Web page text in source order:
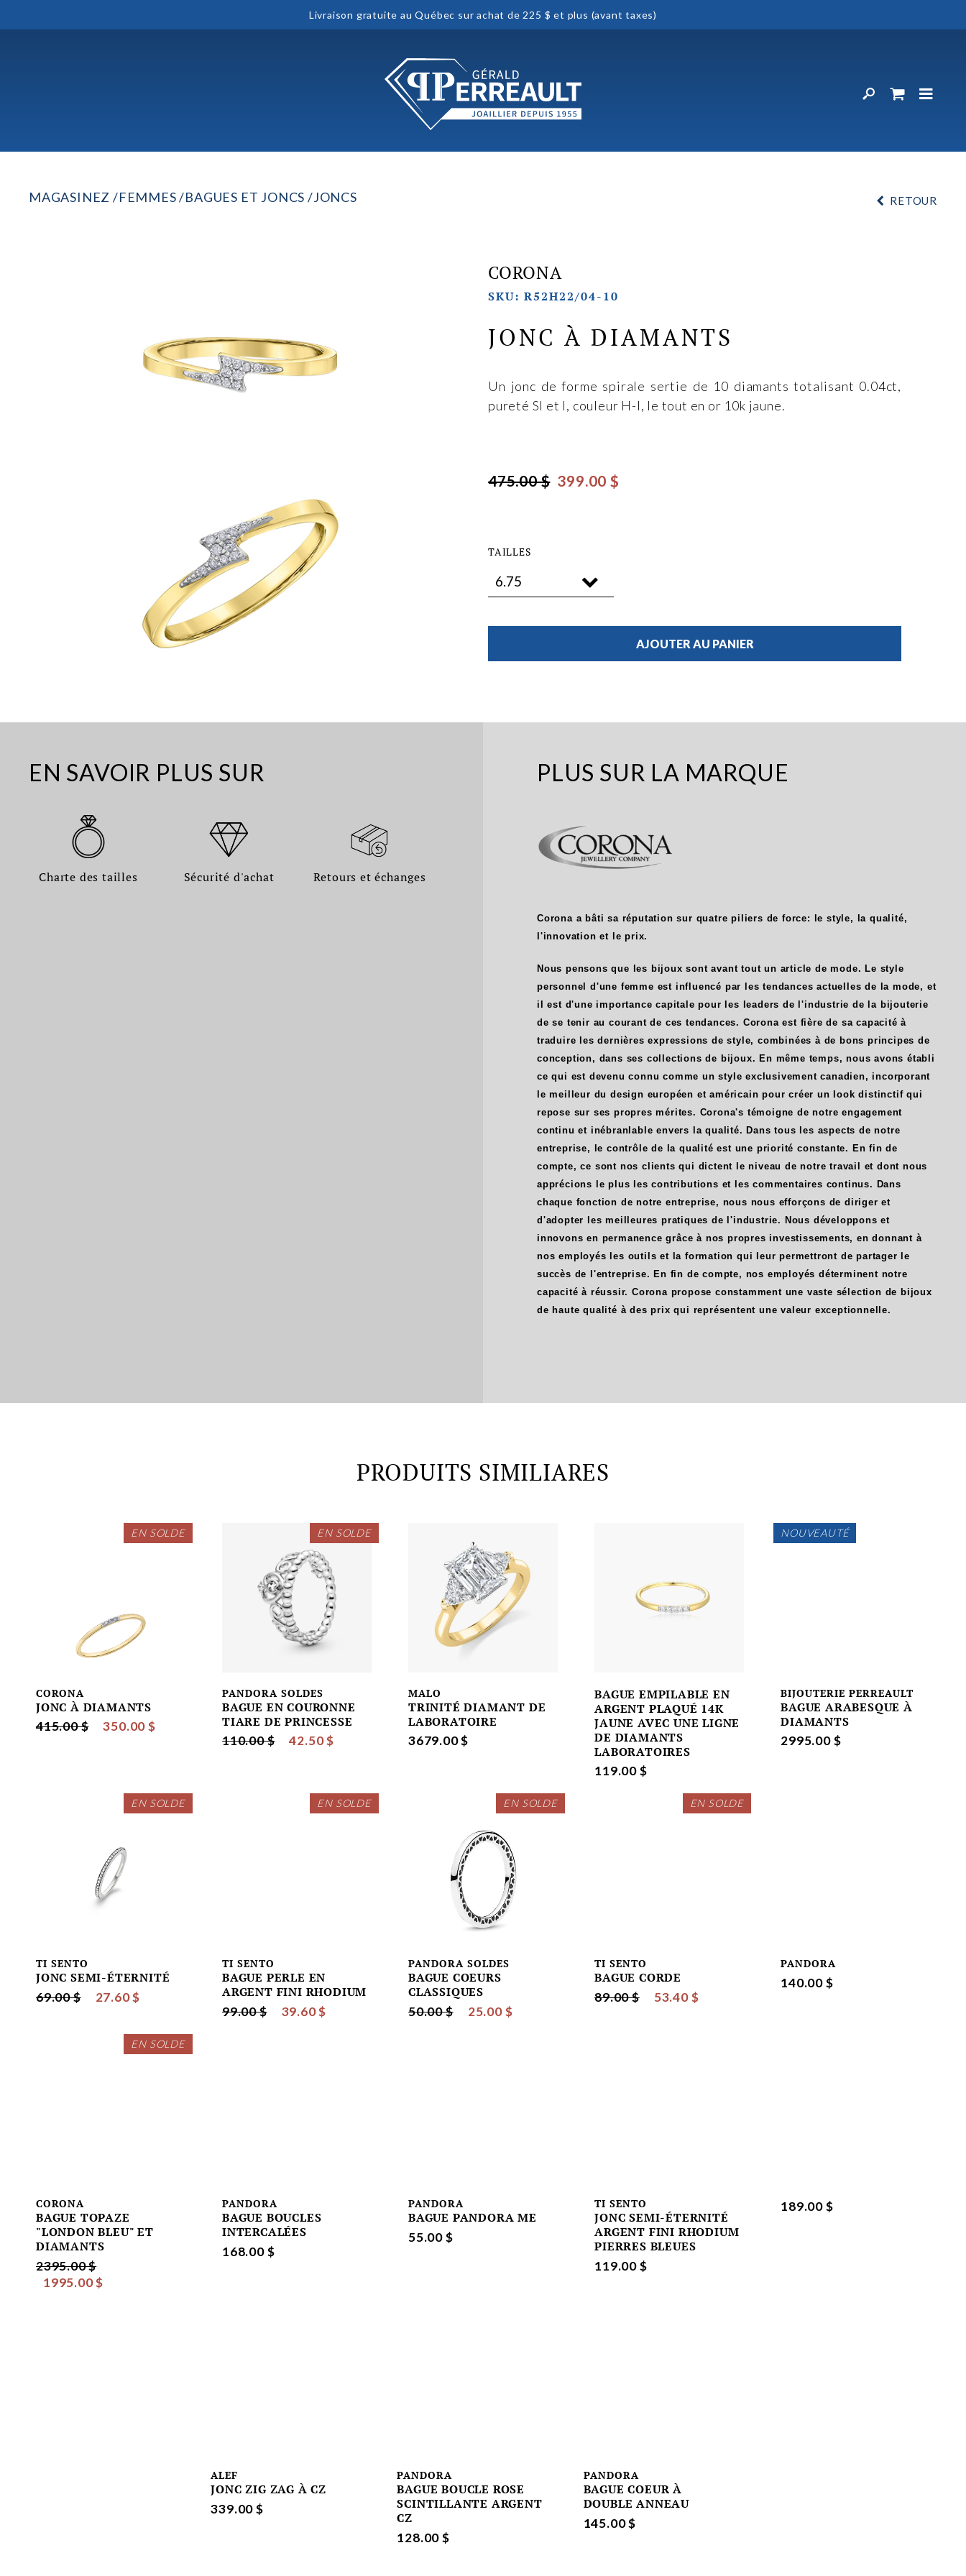
Livraison gratuite au Québec sur achat de 225 $ et plus (avant taxes)
MAGASINEZ FEMMES BAGUES ET JONCS JONCS RETOUR
CORONA
SKU: R52H22/04-10
JONC À DIAMANTS
Un jonc de forme spirale sertie de 10 diamants totalisant 0.04ct,
pureté SI et I, couleur H-I, le tout en or 10k jaune.
475.00 $ 399.00 $
TAILLES
AJOUTER AU PANIER
EN SAVOIR PLUS SUR
Charte des tailles Sécurité d'achat Retours et échanges
PLUS SUR LA MARQUE
Corona a bâti sa réputation sur quatre piliers de force: le style, la qualité,
l'innovation et le prix.
Nous pensons que les bijoux sont avant tout un article de mode. Le style
personnel d'une femme est influencé par les tendances actuelles de la mode, et
il est d'une importance capitale pour les leaders de l'industrie de la bijouterie
de se tenir au courant de ces tendances. Corona est fière de sa capacité à
traduire les dernières expressions de style, combinées à de bons principes de
conception, dans ses collections de bijoux. En même temps, nous avons établi
ce qui est devenu connu comme un style exclusivement canadien, incorporant
le meilleur du design européen et américain pour créer un look distinctif qui
repose sur ses propres mérites. Corona's témoigne de notre engagement
continu et inébranlable envers la qualité. Dans tous les aspects de notre
entreprise, le contrôle de la qualité est une priorité constante. En fin de
compte, ce sont nos clients qui dictent le niveau de notre travail et dont nous
apprécions le plus les contributions et les commentaires continus. Dans
chaque fonction de notre entreprise, nous nous efforçons de diriger et
d'adopter les meilleures pratiques de l'industrie. Nous développons et
innovons en permanence grâce à nos propres investissements, en donnant à
nos employés les outils et la formation qui leur permettront de partager le
succès de l'entreprise. En fin de compte, nos employés déterminent notre
capacité à réussir. Corona propose constamment une vaste sélection de bijoux
de haute qualité à des prix qui représentent une valeur exceptionnelle.
PRODUITS SIMILIARES
EN SOLDE
CORONA
JONC À DIAMANTS
415.00 $ 350.00 $
EN SOLDE
PANDORA SOLDES
BAGUE EN COURONNE
TIARE DE PRINCESSE
110.00 $ 42.50 $
MALO
TRINITÉ DIAMANT DE
LABORATOIRE
3679.00 $
BAGUE EMPILABLE EN
ARGENT PLAQUÉ 14K
JAUNE AVEC UNE LIGNE
DE DIAMANTS
LABORATOIRES
119.00 $
NOUVEAUTÉ
BIJOUTERIE PERREAULT
BAGUE ARABESQUE À
DIAMANTS
2995.00 $
EN SOLDE
TI SENTO
JONC SEMI-ÉTERNITÉ
69.00 $ 27.60 $
EN SOLDE
TI SENTO
BAGUE PERLE EN
ARGENT FINI RHODIUM
99.00 $ 39.60 $
EN SOLDE
PANDORA SOLDES
BAGUE COEURS
CLASSIQUES
50.00 $ 25.00 $
EN SOLDE
TI SENTO
BAGUE CORDE
89.00 $ 53.40 $
PANDORA
140.00 $
EN SOLDE
CORONA
BAGUE TOPAZE
"LONDON BLEU" ET
DIAMANTS
2395.00 $
1995.00 $
PANDORA
BAGUE BOUCLES
INTERCALÉES
168.00 $
PANDORA
BAGUE PANDORA ME
55.00 $
TI SENTO
JONC SEMI-ÉTERNITÉ
ARGENT FINI RHODIUM
PIERRES BLEUES
119.00 $
189.00 $
ALEF
JONC ZIG ZAG À CZ
339.00 $
PANDORA
BAGUE BOUCLE ROSE
SCINTILLANTE ARGENT
CZ
128.00 $
PANDORA
BAGUE COEUR À
DOUBLE ANNEAU
145.00 $